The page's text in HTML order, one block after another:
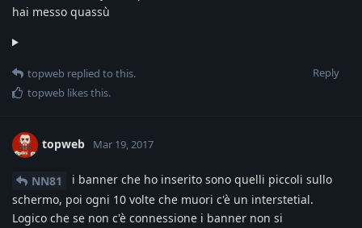
hai messo quassù
Reply
topweb replied to this.
topweb likes this.
topweb Mar 19, 2017
NN81
i banner che ho inserito sono quelli piccoli sullo
schermo, poi ogni 10 volte che muori c'è un interstetial.
Logico che se non c'è connessione i banner non si